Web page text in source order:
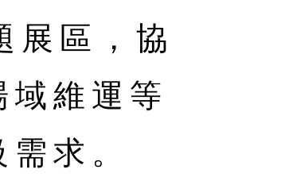
展區，協
維運等
求。